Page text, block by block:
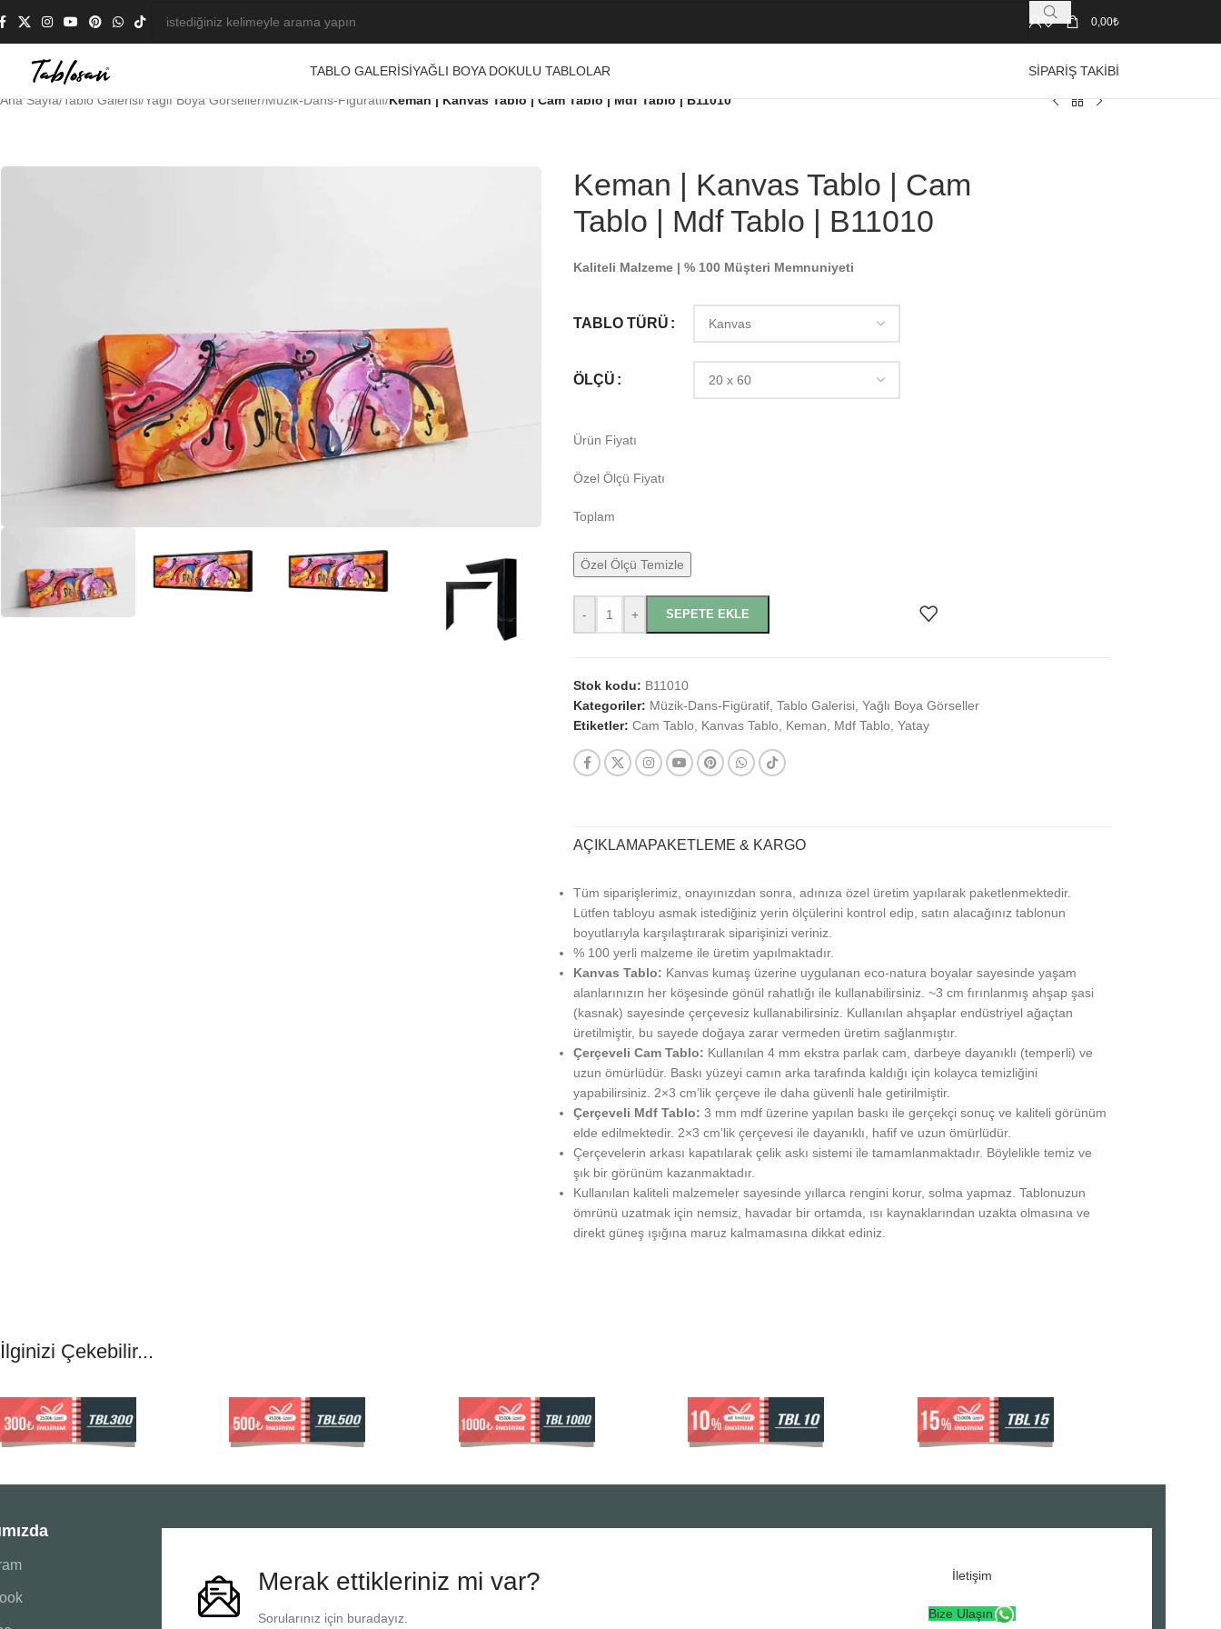
0,00₺
TABLO GALERISIYAĞLI BOYA DOKULU TABLOLAR SIPARIŞ TAKIBI
Ana Sayfa/ Tablo Galerisi/ Yağlı Boya Görseller/Müzik-Dans-Figüratif/Keman | Kanvas Tablo | Cam Tablo | Mdf Tablo | B11010
Keman | Kanvas Tablo | Cam
Tablo | Mdf Tablo | B11010
Kaliteli Malzeme | % 100 Müşteri Memnuniyeti
TABLO TÜRÜ
ÖLÇÜ
Ürün Fiyatı
Özel Ölçü Fiyatı
Toplam
Özel Ölçü Temizle
- + SEPETE EKLE
Stok kodu: B11010
Kategoriler: Müzik-Dans-Figüratif Tablo Galerisi Yağlı Boya Görseller
Etiketler: Cam Tablo Kanvas Tablo Keman Mdf Tablo Yatay
AÇIKLAMAPAKETLEME & KARGO
Tüm siparişlerimiz, onayınızdan sonra, adınıza özel üretim yapılarak paketlenmektedir.
Lütfen tabloyu asmak istediğiniz yerin ölçülerini kontrol edip, satın alacağınız tablonun
boyutlarıyla karşılaştırarak siparişinizi veriniz.
% 100 yerli malzeme ile üretim yapılmaktadır.
Kanvas Tablo: Kanvas kumaş üzerine uygulanan eco-natura boyalar sayesinde yaşam
alanlarınızın her köşesinde gönül rahatlığı ile kullanabilirsiniz. ~3 cm fırınlanmış ahşap şasi
(kasnak) sayesinde çerçevesiz kullanabilirsiniz. Kullanılan ahşaplar endüstriyel ağaçtan
üretilmiştir, bu sayede doğaya zarar vermeden üretim sağlanmıştır.
Çerçeveli Cam Tablo: Kullanılan 4 mm ekstra parlak cam, darbeye dayanıklı (temperli) ve
uzun ömürlüdür. Baskı yüzeyi camın arka tarafında kaldığı için kolayca temizliğini
yapabilirsiniz. 2×3 cm’lik çerçeve ile daha güvenli hale getirilmiştir.
Çerçeveli Mdf Tablo: 3 mm mdf üzerine yapılan baskı ile gerçekçi sonuç ve kaliteli görünüm
elde edilmektedir. 2×3 cm’lik çerçevesi ile dayanıklı, hafif ve uzun ömürlüdür.
Çerçevelerin arkası kapatılarak çelik askı sistemi ile tamamlanmaktadır. Böylelikle temiz ve
şık bir görünüm kazanmaktadır.
Kullanılan kaliteli malzemeler sayesinde yıllarca rengini korur, solma yapmaz. Tablonuzun
ömrünü uzatmak için nemsiz, havadar bir ortamda, ısı kaynaklarından uzakta olmasına ve
direkt güneş ışığına maruz kalmamasına dikkat ediniz.
İlginizi Çekebilir...
Merak ettikleriniz mi var?
Sorularınız için buradayız.
İletişim
Bize Ulaşın